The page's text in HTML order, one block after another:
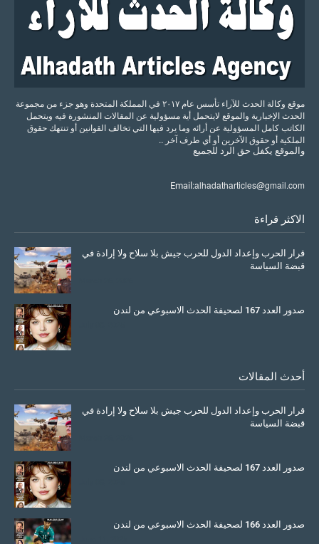
موقع وكالة الحدث للآراء تأسس عام ٢٠١٧ في المملكة المتحدة وهو جزء من مجموعة
الحدث الإخبارية والموقع لايتحمل أية مسؤولية عن المقالات المنشورة فيه ويتحمل
الكاتب كامل المسؤولية عن أرائه وما يرد فيها التي تخالف القوانين أو تنتهك حقوق
الملكية أو حقوق الآخرين أو أي طرف آخر ..
والموقع يكفل حق الرد للجميع
Email:alhadatharticles@gmail.com
الاكثر قراءة
قرار الحرب وإعداد الدول للحرب جيش بلا سلاح ولا إرادة في
قبضة السياسة
صدور العدد 167 لصحيفة الحدث الاسبوعي من لندن
أحدث المقالات
قرار الحرب وإعداد الدول للحرب جيش بلا سلاح ولا إرادة في
قبضة السياسة
صدور العدد 167 لصحيفة الحدث الاسبوعي من لندن
صدور العدد 166 لصحيفة الحدث الاسبوعي من لندن